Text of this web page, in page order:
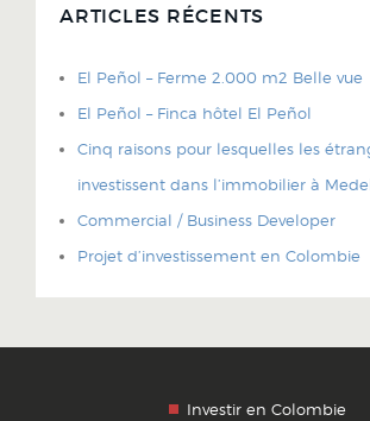
ARTICLES RÉCENTS
El Peñol – Ferme 2.000 m2 Belle vue
El Peñol – Finca hôtel El Peñol
Cinq raisons pour lesquelles les
investissent dans l’immobilier à
Commercial / Business Developer
Projet d’investissement en Colombie
Investir en Colombie